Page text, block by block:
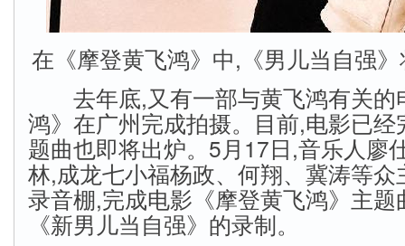
在《摩登黄飞鸿》中,《男儿当自强
去年底,又有一部与黄飞鸿有关的
鸿》在广州完成拍摄。目前,电影已
题曲也即将出炉。5月17日,音乐人廖
林,成龙七小福杨政、何翔、冀涛等
录音棚,完成电影《摩登黄飞鸿》主题
《新男儿当自强》的录制。